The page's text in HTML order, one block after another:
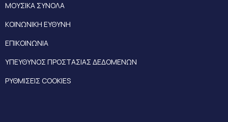
ΜΟΥΣΙΚΑ ΣΥΝΟΛΑ
ΚΟΙΝΩΝΙΚΗ ΕΥΘΥΝΗ
ΕΠΙΚΟΙΝΩΝΙΑ
ΥΠΕΥΘΥΝΟΣ ΠΡΟΣΤΑΣΙΑΣ ΔΕΔΟΜΕΝΩΝ
ΡΥΘΜΙΣΕΙΣ COOKIES